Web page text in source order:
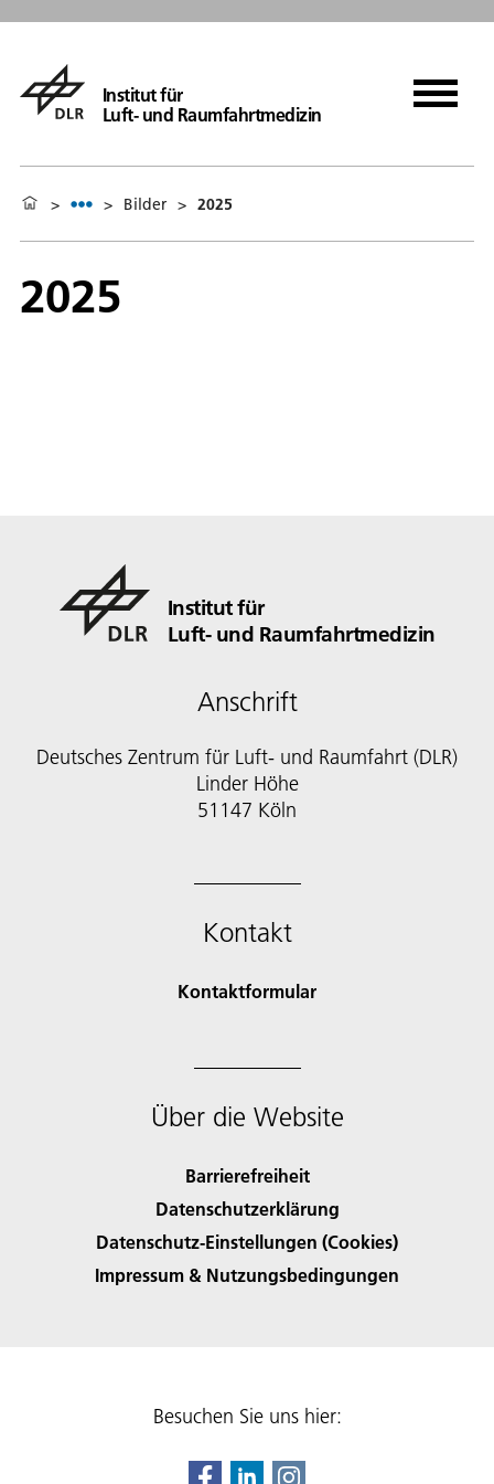
Institut für
Luft- und Raumfahrtmedizin
> > Bilder > 2025
2025
Institut für
Luft- und Raumfahrtmedizin
Anschrift
Deutsches Zentrum für Luft- und Raumfahrt (DLR)
Linder Höhe
51147 Köln
Kontakt
Kontaktformular
Über die Website
Barrierefreiheit
Datenschutzerklärung
Datenschutz-Einstellungen (Cookies)
Impressum & Nutzungsbedingungen
Besuchen Sie uns hier: